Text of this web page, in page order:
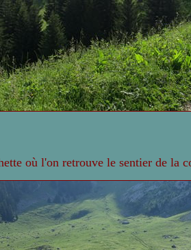
où l'on retrouve le sentier de la